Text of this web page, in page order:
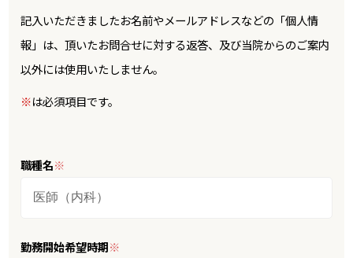
記入いただきましたお名前やメールアドレスなどの「個人情
報」は、頂いたお問合せに対する返答、及び当院からのご案内
以外には使用いたしません。
※は必須項目です。
職種名※
勤務開始希望時期※